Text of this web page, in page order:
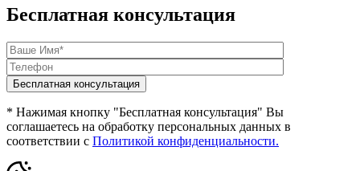
Бесплатная консультация
* Нажимая кнопку "Бесплатная консультация" Вы
соглашаетесь на обработку персональных данных в
соответствии с Политикой конфиденциальности.